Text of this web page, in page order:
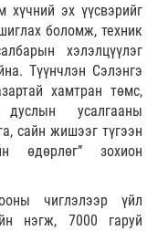
хүчний эх үүсвэрийг
боломж, техник
хэлэлцүүлэг
Түүнчлэн Сэлэнгэ
хамтран төмс,
усалгааны
сайн жишээг түгээн
өдөрлөг” зохион
чиглэлээр үйл
нэгж, 7000 гаруй